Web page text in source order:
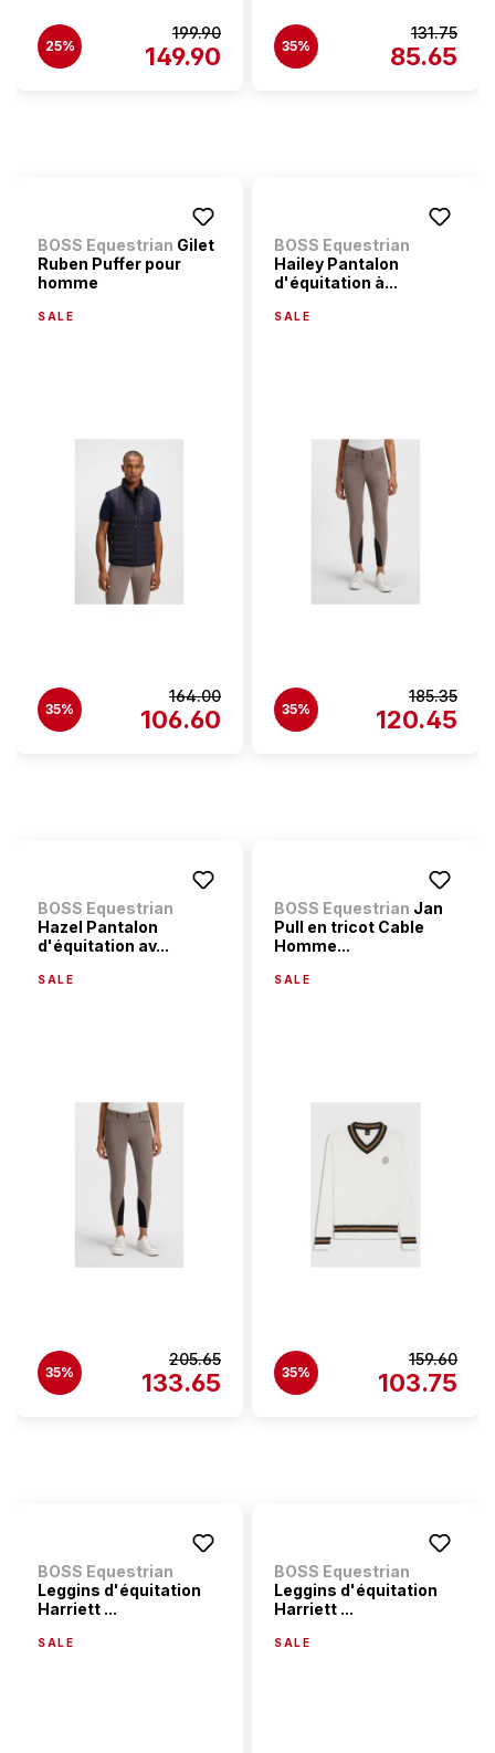
25%
199.90
149.90 35%
131.75
85.65
BOSS Equestrian Gilet
Ruben Puffer pour
homme
SALE
35%
164.00
106.60
BOSS Equestrian
Hailey Pantalon
d'équitation à...
SALE
35%
185.35
120.45
BOSS Equestrian
Hazel Pantalon
d'équitation av...
SALE
35%
205.65
133.65
BOSS Equestrian Jan
Pull en tricot Cable
Homme...
SALE
35%
159.60
103.75
BOSS Equestrian
Leggins d'équitation
Harriett ...
SALE
BOSS Equestrian
Leggins d'équitation
Harriett ...
SALE